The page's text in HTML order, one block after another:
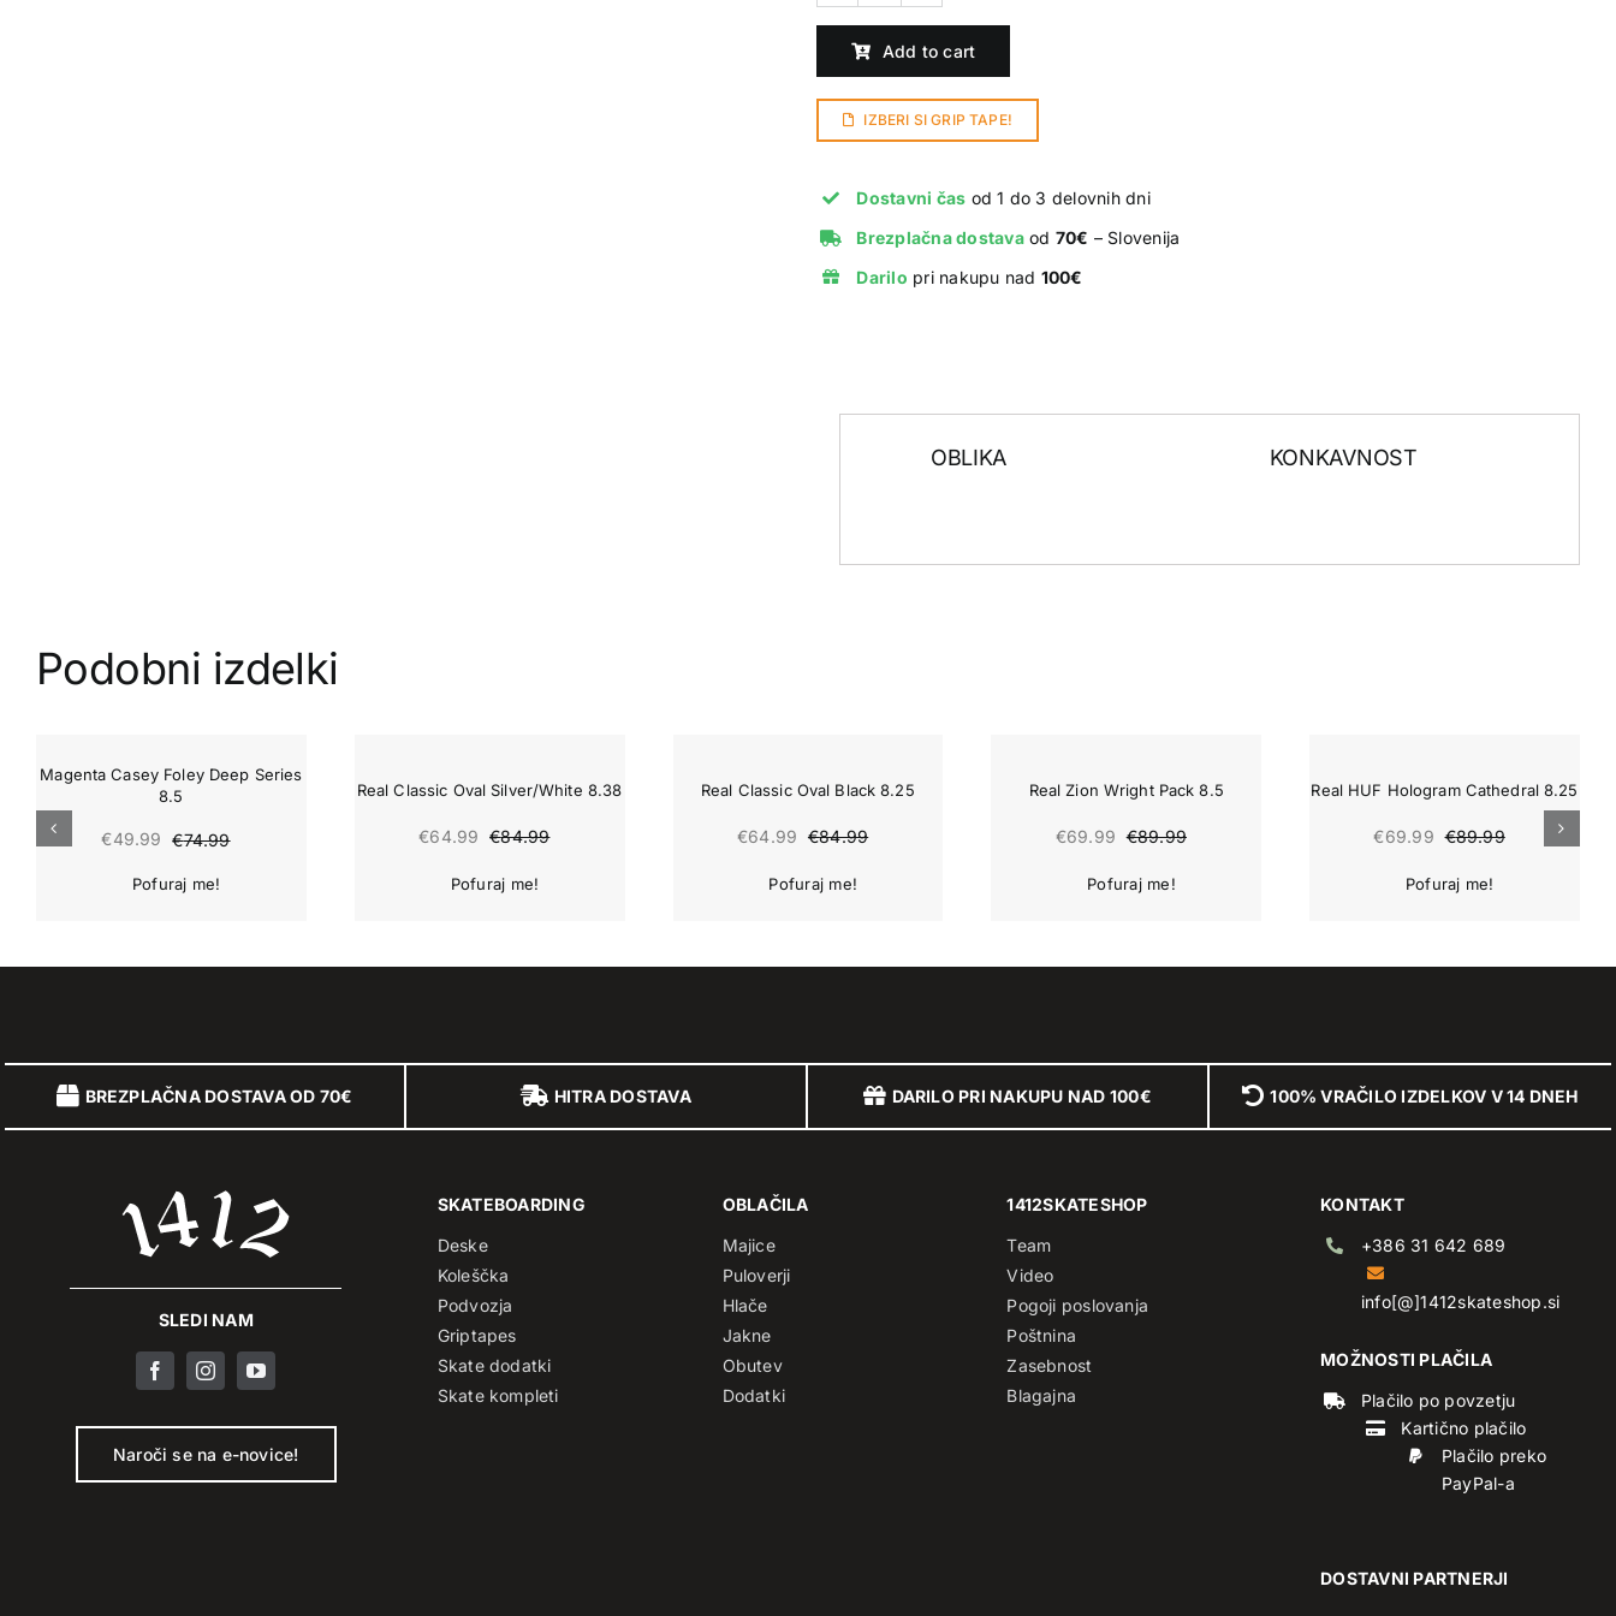
Skate
co.
Oskar
Rozenberg
P9
shape
quantity
Add to cart
IZBERI SI GRIP TAPE!
Dostavni čas od 1 do 3 delovnih dni
Brezplačna dostavaod 70€ – Slovenija
Darilo pri nakupu nad 100€
OBLIKA KONKAVNOST
Podobni izdelki
Magenta Casey Foley Deep Series
8.5
€74.99
€49.99
Real Classic Oval Silver/White 8.38
€84.99
€64.99
Real Classic Oval Black 8.25
€84.99
€64.99
Real Zion Wright Pack 8.5
€89.99
€69.99
Real HUF Hologram Cathedral 8.25
€89.99
€69.99
BREZPLAČNA DOSTAVA OD 70€ HITRA DOSTAVA DARILO PRI NAKUPU NAD 100€ 100% VRAČILO IZDELKOV V 14 DNEH
SLEDI NAM
Naroči se na e-novice!
SKATEBOARDING
Deske
Koleščka
Podvozja
Griptapes
Skate dodatki
Skate kompleti
OBLAČILA
Majice
Puloverji
Hlače
Jakne
Obutev
Dodatki
1412SKATESHOP
Team
Video
Pogoji poslovanja
Poštnina
Zasebnost
Blagajna
KONTAKT
+386 31 642 689
info[@]1412skateshop.si
MOŽNOSTI PLAČILA
Plačilo po povzetju
Kartično plačilo
Plačilo preko
PayPal-a
DOSTAVNI PARTNERJI